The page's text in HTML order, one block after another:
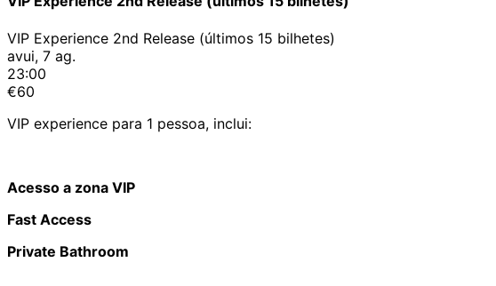
VIP Experience 2nd Release (últimos 15 bilhetes)
avui, 7 ag.
23:00
€60
VIP experience para 1 pessoa, inclui:
Acesso a zona VIP
Fast Access
Private Bathroom